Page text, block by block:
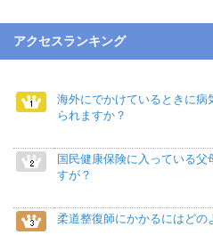
アクセスランキング
海外にでかけているときに病
られますか？
国民健康保険に入っている
すが？
柔道整復師にかかるにはどの